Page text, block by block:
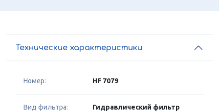
Технические характеристики
Номер: HF 7079
Вид фильтра: Гидравлический фильтр